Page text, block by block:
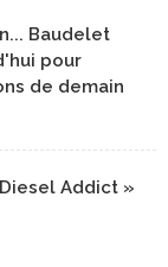
Baudelet
pour
de demain
Addict »